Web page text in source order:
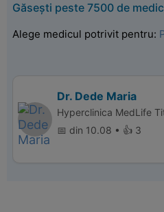
Găsești peste 7500 de
Alege medicul potrivit pentru:
Dr. Dede Maria
Hyperclinica MedLife
📅 din 10.08 • 👍 3